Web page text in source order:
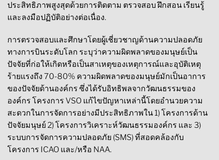
ประสิทธิภาพสูงสุดด้วยการติดตาม ตรวจสอบ ฝึกสอน เรียนรู้
และลงมือปฏิบัติอย่างต่อเนื่อง.
การตรวจสอบและศึกษาโดยผู้เชี่ยวชาญด้านความปลอดภัย
ทางการบินระดับโลก ระบุว่าความผิดพลาดของมนุษย์เป็น
ปัจจัยที่ก่อให้เกิดหรือเป็นสาเหตุของเหตุการณ์และอุบัติเหตุ
ร้ายแรงถึง 70-80% ความผิดพลาดของมนุษย์มักเป็นอาการ
ของปัจจัยด้านองค์กร ซึ่งได้รับอิทธิพลจากวัฒนธรรมของ
องค์กร โครงการ VSO แก้ไขปัญหาเหล่านี้โดยอำนวยความ
สะดวกในการจัดการอย่างมีประสิทธิภาพใน 1) โครงการด้าน
ปัจจัยมนุษย์ 2) โครงการวิเคราะห์วัฒนธรรมองค์กร และ 3)
ระบบการจัดการความปลอดภัย (SMS) ที่สอดคล้องกับ
โครงการ ICAO และ/หรือ NAA.